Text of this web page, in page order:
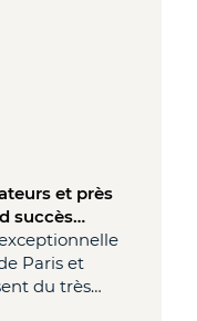
et près
succès
de la Ville de
Paris et
du très
par le